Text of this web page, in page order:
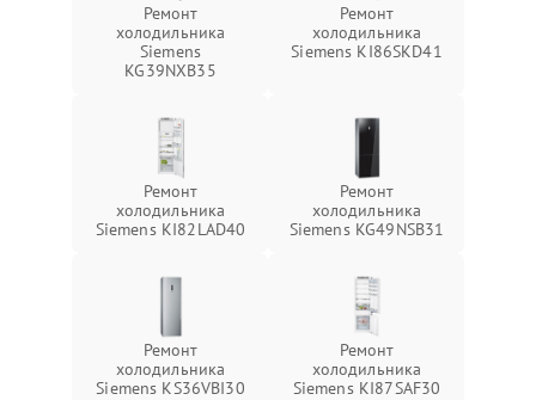
Ремонт
холодильника
Siemens
KG39NXB35
Ремонт
холодильника
Siemens KI86SKD41
Ремонт
холодильника
Siemens KI82LAD40
Ремонт
холодильника
Siemens KG49NSB31
Ремонт
холодильника
Siemens KS36VBI30
Ремонт
холодильника
Siemens KI87SAF30